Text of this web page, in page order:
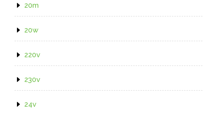
20m
20w
220v
230v
24v